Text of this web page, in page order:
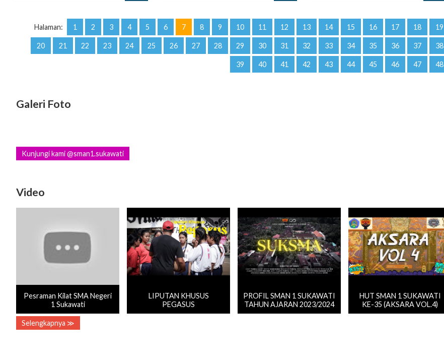
Halaman: 1 2 3 4 5 6 7 8 9 10 11 12 13 14 15 16 17 18 19
20 21 22 23 24 25 26 27 28 29 30 31 32 33 34 35 36 37 38
39 40 41 42 43 44 45 46 47 48
Galeri Foto
Kunjungi kami @sman1.sukawati
Video
Pesraman Kilat SMA Negeri
1 Sukawati
LIPUTAN KHUSUS
PEGASUS
PROFIL SMAN 1 SUKAWATI
TAHUN AJARAN 2023/2024
HUT SMAN 1 SUKAWATI
KE-35 (AKSARA VOL.4)
Selengkapnya ≫